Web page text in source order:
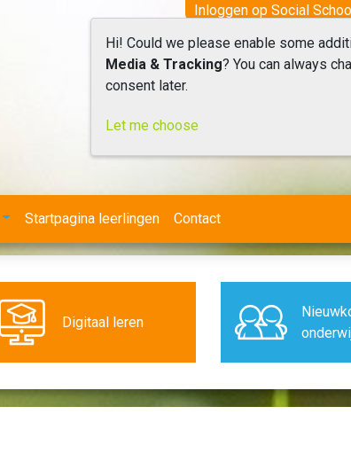
Inloggen op Social
Startpagina leerlingen Contact
Digitaal leren
Hi! Could we please enable some
Media & Tracking? You can always
consent later.
Let me choose